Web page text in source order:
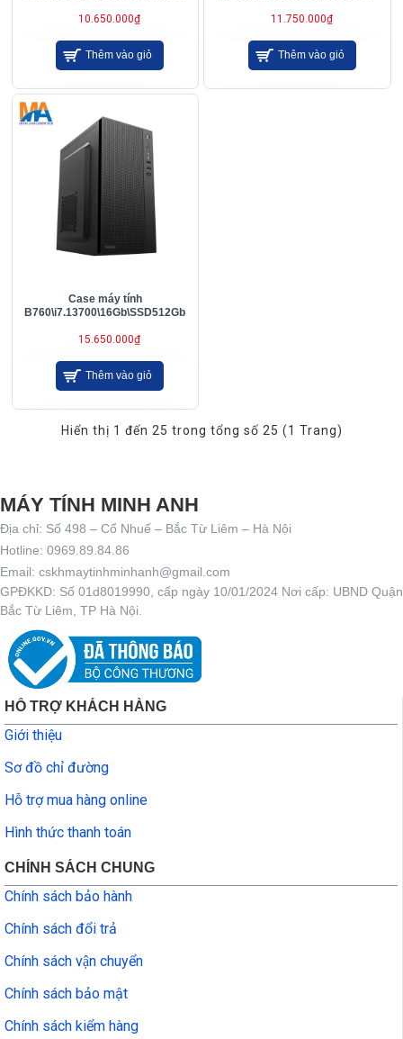
10.650.000₫
Thêm vào giỏ
11.750.000₫
Thêm vào giỏ
Case máy tính
B760\i7.13700\16Gb\SSD512Gb
15.650.000₫
Thêm vào giỏ
Hiển thị 1 đến 25 trong tổng số 25 (1 Trang)
MÁY TÍNH MINH ANH
Địa chỉ: Số 498 – Cổ Nhuế – Bắc Từ Liêm – Hà Nội
Hotline: 0969.89.84.86
Email: cskhmaytinhminhanh@gmail.com
GPĐKKD: Số 01d8019990, cấp ngày 10/01/2024 Nơi cấp: UBND Quận
Bắc Từ Liêm, TP Hà Nội.
HỖ TRỢ KHÁCH HÀNG
Giới thiệu
Sơ đồ chỉ đường
Hỗ trợ mua hàng online
Hình thức thanh toán
CHÍNH SÁCH CHUNG
Chính sách bảo hành
Chính sách đổi trả
Chính sách vận chuyển
Chính sách bảo mật
Chính sách kiểm hàng